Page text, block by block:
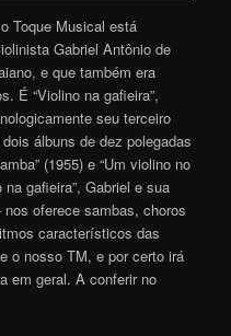
Toque Musical está
Gabriel Antônio de
e que também era
É “Violino na gafieira”,
seu terceiro
álbuns de dez polegadas
(1955) e “Um violino no
gafieira”, Gabriel e sua
oferece sambas, choros
característicos das
o nosso TM, e por certo irá
em geral. A conferir no